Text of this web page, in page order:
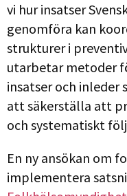
vi hur insatser
genomföra kan
strukturer i
utarbetar metoder
insatser och inleder
att säkerställa att
och systematiskt
En ny ansökan om
implementera